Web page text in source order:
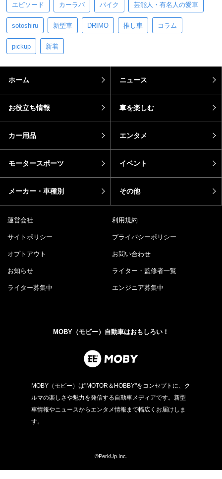
エピソード カーラバ バイク 芸能人・有名人の愛車
sotoshiru 新型車 DRIMO 推し車 コラム
pickup 新着
ホーム ニュース
お役立ち情報 車を楽しむ
カー用品 エンタメ
モータースポーツ イベント
メーカー・車種別 その他
運営会社 利用規約
サイトポリシー プライバシーポリシー
オプトアウト お問い合わせ
お知らせ ライター・監修者一覧
ライター募集中 エンジニア募集中
MOBY（モビー）自動車はおもしろい！
MOBY（モビー）は"MOTOR＆HOBBY"をコンセプトに、ク
ルマの楽しさや魅力を発信する自動車メディアです。新型
車情報やニュースからエンタメ情報まで幅広くお届けしま
す。
©PerkUp.Inc.